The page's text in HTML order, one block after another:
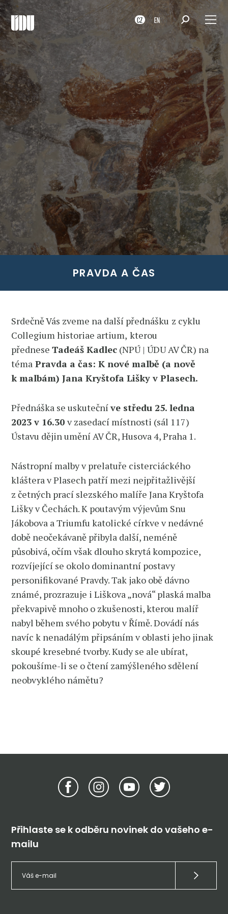
CZ EN
PRAVDA A ČAS
Srdečně Vás zveme na další přednášku z cyklu
Collegium historiae artium, kterou
předneseTadeáš Kadlec (NPÚ | ÚDU AV ČR) na
téma Pravda a čas: K nové malbě (a nově
k malbám) Jana Kryštofa Lišky v Plasech.
Přednáška se uskutečníve středu 25. ledna
2023 v 16.30v zasedací místnosti (sál 117)
Ústavu dějin umění AV ČR, Husova 4, Praha 1.
Nástropní malby v prelatuře cisterciáckého
kláštera v Plasech patří mezi nejpřitažlivější
z četných prací slezského malíře Jana Kryštofa
Lišky v Čechách. K poutavým výjevům Snu
Jákobova a Triumfu katolické církve v nedávné
době neočekávaně přibyla další, neméně
působivá, očím však dlouho skrytá kompozice,
rozvíjející se okolo dominantní postavy
personifikované Pravdy. Tak jako obě dávno
známé, prozrazuje i Liškova „nová“ plaská malba
překvapivě mnoho o zkušenosti, kterou malíř
nabyl během svého pobytu v Římě. Dovádí nás
navíc k nenadálým připsáním v oblasti jeho jinak
skoupé kresebné tvorby. Kudy se ale ubírat,
pokoušíme-li se o čtení zamýšleného sdělení
neobvyklého námětu?
Přihlaste se k odběru novinek do vašeho e-
mailu